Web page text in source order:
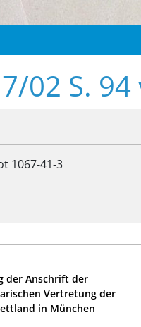
02 S.
1067-41-3
der Anschrift der
Vertretung der
in München